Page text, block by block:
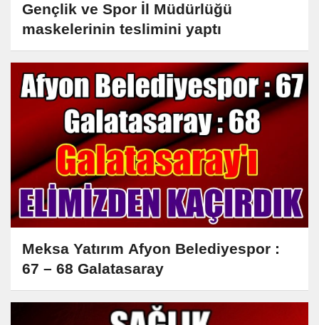
Gençlik ve Spor İl Müdürlüğü
maskelerinin teslimini yaptı
Meksa Yatırım Afyon Belediyespor :
67 – 68 Galatasaray